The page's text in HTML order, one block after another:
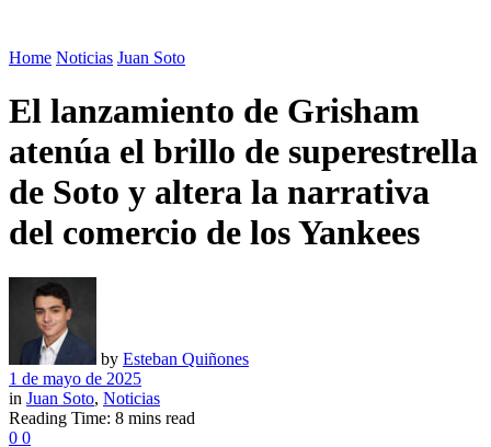
Home Noticias Juan Soto
El lanzamiento de Grisham
atenúa el brillo de superestrella
de Soto y altera la narrativa
del comercio de los Yankees
by Esteban Quiñones
1 de mayo de 2025
in Juan Soto, Noticias
Reading Time: 8 mins read
0 0